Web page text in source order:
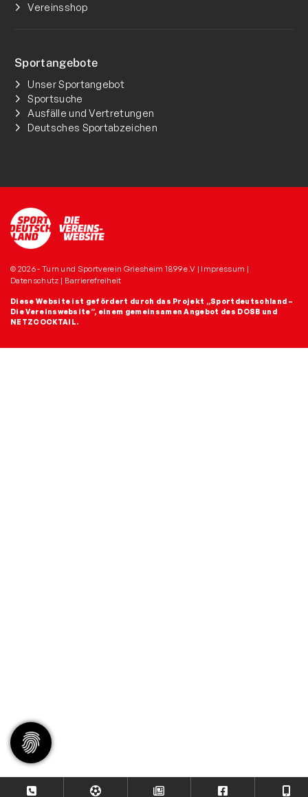
Vereinsshop
Sportangebote
Unser Sportangebot
Sportsuche
Ausfälle und Vertretungen
Deutsches Sportabzeichen
© 2026 - Turn und Sportverein Griesheim 1899 e.V | Impressum |
Datenschutz | Barrierefreiheit
Diese Website ist gefördert durch das Projekt „Sportdeutschland –
Die Vereinswebsite”, einem gemeinsamen Angebot des DOSB und
NETZCOCKTAIL.